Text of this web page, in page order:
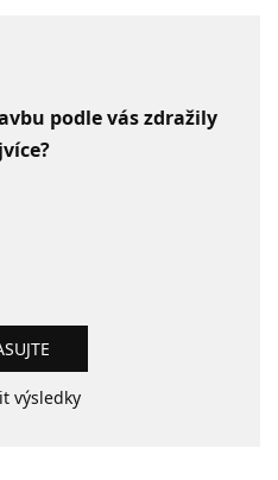
podle vás zdražily
výsledky